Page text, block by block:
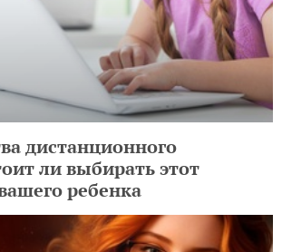
дистанционного
ли выбирать этот
ребенка